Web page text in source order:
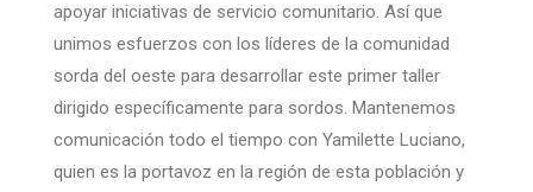
apoyar iniciativas de servicio comunitario. Así que
unimos esfuerzos con los líderes de la comunidad
sorda del oeste para desarrollar este primer taller
dirigido específicamente para sordos. Mantenemos
comunicación todo el tiempo con Yamilette Luciano,
quien es la portavoz en la región de esta población y